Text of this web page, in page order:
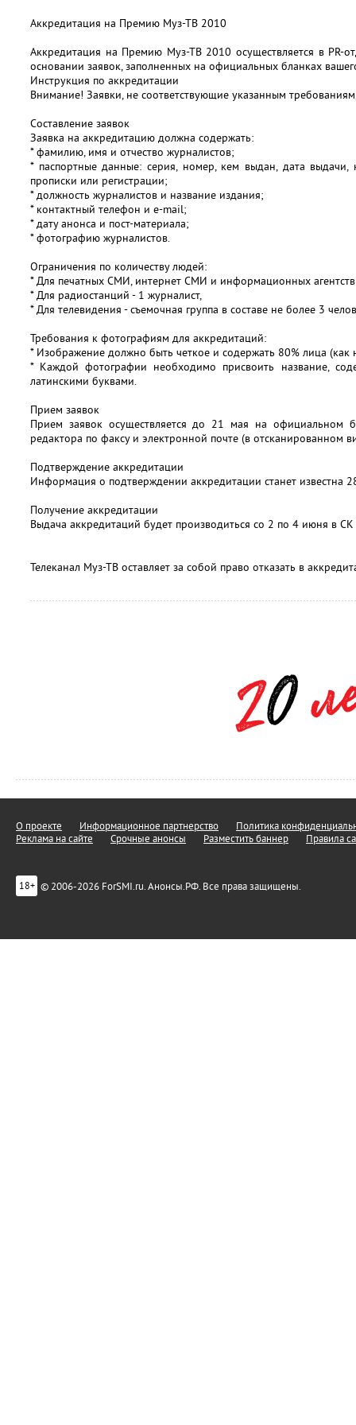
Аккредитация на Премию Муз-ТВ 2010
Аккредитация на Премию Муз-ТВ 2010 осуществляется в PR-
основании заявок, заполненных на официальных бланках
Инструкция по аккредитации
Внимание! Заявки, не соответствующие указанным
Составление заявок
Заявка на аккредитацию должна содержать:
* фамилию, имя и отчество журналистов;
* паспортные данные: серия, номер, кем выдан, дата выдачи,
прописки или регистрации;
* должность журналистов и название издания;
* контактный телефон и e-mail;
* дату анонса и пост-материала;
* фотографию журналистов.
Ограничения по количеству людей:
* Для печатных СМИ, интернет СМИ и информационных
* Для радиостанций - 1 журналист,
* Для телевидения - съемочная группа в составе не более 3
Требования к фотографиям для аккредитаций:
* Изображение должно быть четкое и содержать 80% лица (как
* Каждой фотографии необходимо присвоить название,
латинскими буквами.
Прием заявок
Прием заявок осуществляется до 21 мая на официальном
редактора по факсу и электронной почте (в отсканированном
Подтверждение аккредитации
Информация о подтверждении аккредитации станет известна
Получение аккредитации
Выдача аккредитаций будет производиться со 2 по 4 июня в
Телеканал Муз-ТВ оставляет за собой право отказать в
О проекте Информационное партнерство
Политика
Реклама на сайте
Срочные анонсы Разместить баннер Правила
18+ © 2006-2026 ForSMI.ru. Анонсы.РФ. Все права защищены.